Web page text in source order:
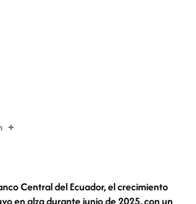
Central del Ecuador, el crecimiento